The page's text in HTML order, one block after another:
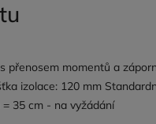
přenosem momentů a
izolace: 120 mm
35 cm - na vyžádání